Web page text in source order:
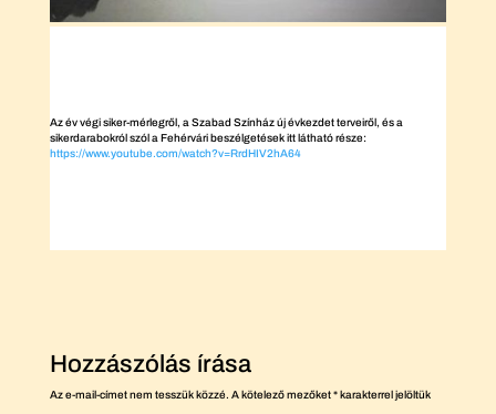
Az év végi siker-mérlegről, a Szabad Színház új évkezdet terveiről, és a
sikerdarabokról szól a Fehérvári beszélgetések itt látható része:
https://www.youtube.com/watch?v=RrdHIV2hA64
Hozzászólás írása
Az e-mail-címet nem tesszük közzé. A kötelező mezőket*karakterrel jelöltük